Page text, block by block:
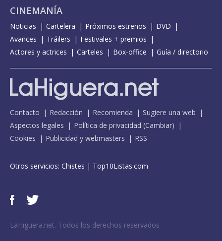
CINEMANÍA
Noticias Cartelera Próximos estrenos
DVD
Avances
Tráilers
Festivales + premios
Actores y actrices
Carteles Box-office Guía / directorio
Contacto Redacción Recomienda
Sugiere una web
Aspectos legales
Política de privacidad (Cambiar)
Cookies
Publicidad y webmasters RSS
Otros servicios: Chistes | Top10Listas.com
LaHiguera.net. Todos los derechos reservados